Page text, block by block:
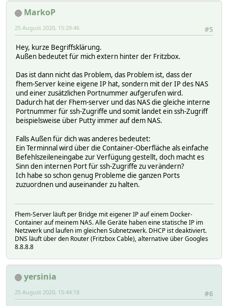
MarkoP
#5
25 August 2020, 15:29:46
Hey, kurze Begriffsklärung.
Außen bedeutet für mich extern hinter der Fritzbox.
Das ist dann nicht das Problem, das Problem ist, dass der
fhem-Server keine eigene IP hat, sondern mit der IP des NAS
und einer zusätzlichen Portnummer aufgerufen wird.
Dadurch hat der Fhem-server und das NAS die gleiche interne
Portnummer für ssh-Zugriffe und somit landet ein ssh-Zugriff
beispielsweise über Putty immer auf dem NAS.
Falls Außen für dich was anderes bedeutet:
Ein Terminnal wird über die Container-Oberfläche als einfache
Befehlszeileneingabe zur Verfügung gestellt, doch macht es
Sinn den internen Port für ssh-Zugriffe zu verändern?
Ich habe so schon genug Probleme die ganzen Ports
zuzuordnen und auseinander zu halten.
Fhem-Server läuft per Bridge mit eigener IP auf einem Docker-
Container auf meinem NAS. Alle Geräte haben eine statische IP im
Netzwerk und laufen im gleichen Subnetzwerk. DHCP ist deaktiviert.
DNS läuft über den Router (Fritzbox Cable), alternative über Googles
8.8.8.8
yersinia
#6
25 August 2020, 15:44:18